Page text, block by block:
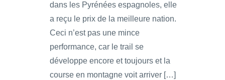
dans les Pyrénées espagnoles, elle
a reçu le prix de la meilleure nation.
Ceci n’est pas une mince
performance, car le trail se
développe encore et toujours et la
course en montagne voit arriver […]